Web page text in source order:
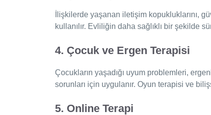
İlişkilerde yaşanan iletişim kopukluklarını,
kullanılır. Evliliğin daha sağlıklı bir şekilde
4. Çocuk ve Ergen Terapisi
Çocukların yaşadığı uyum problemleri,
sorunları için uygulanır. Oyun terapisi ve
5. Online Terapi